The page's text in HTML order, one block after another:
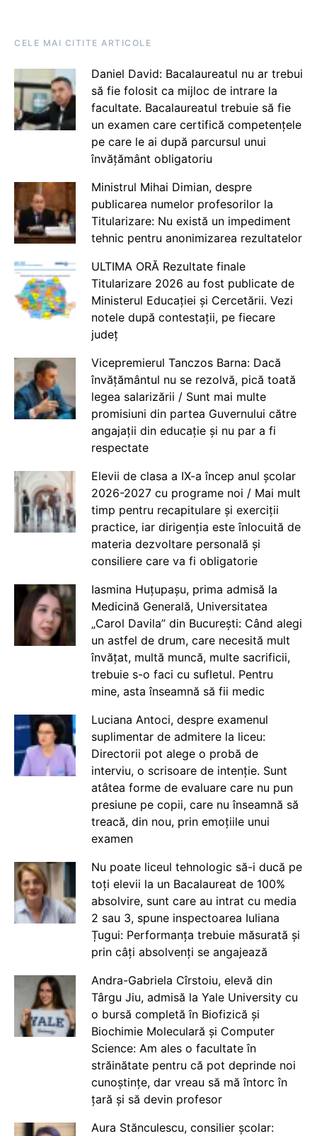
CELE MAI CITITE ARTICOLE
Daniel David: Bacalaureatul nu ar trebui
să fie folosit ca mijloc de intrare la
facultate. Bacalaureatul trebuie să fie
un examen care certifică competențele
pe care le ai după parcursul unui
învățământ obligatoriu
Ministrul Mihai Dimian, despre
publicarea numelor profesorilor la
Titularizare: Nu există un impediment
tehnic pentru anonimizarea rezultatelor
ULTIMA ORĂ Rezultate finale
Titularizare 2026 au fost publicate de
Ministerul Educației și Cercetării. Vezi
notele după contestații, pe fiecare
județ
Vicepremierul Tanczos Barna: Dacă
învățământul nu se rezolvă, pică toată
legea salarizării / Sunt mai multe
promisiuni din partea Guvernului către
angajații din educație și nu par a fi
respectate
Elevii de clasa a IX-a încep anul școlar
2026-2027 cu programe noi / Mai mult
timp pentru recapitulare și exerciții
practice, iar dirigenția este înlocuită de
materia dezvoltare personală și
consiliere care va fi obligatorie
Iasmina Huțupașu, prima admisă la
Medicină Generală, Universitatea
„Carol Davila” din București: Când alegi
un astfel de drum, care necesită mult
învățat, multă muncă, multe sacrificii,
trebuie s-o faci cu sufletul. Pentru
mine, asta înseamnă să fii medic
Luciana Antoci, despre examenul
suplimentar de admitere la liceu:
Directorii pot alege o probă de
interviu, o scrisoare de intenție. Sunt
atâtea forme de evaluare care nu pun
presiune pe copii, care nu înseamnă să
treacă, din nou, prin emoțiile unui
examen
Nu poate liceul tehnologic să-i ducă pe
toți elevii la un Bacalaureat de 100%
absolvire, sunt care au intrat cu media
2 sau 3, spune inspectoarea Iuliana
Țugui: Performanța trebuie măsurată și
prin câți absolvenți se angajează
Andra-Gabriela Cîrstoiu, elevă din
Târgu Jiu, admisă la Yale University cu
o bursă completă în Biofizică și
Biochimie Moleculară și Computer
Science: Am ales o facultate în
străinătate pentru că pot deprinde noi
cunoștințe, dar vreau să mă întorc în
țară și să devin profesor
Aura Stănculescu, consilier școlar: